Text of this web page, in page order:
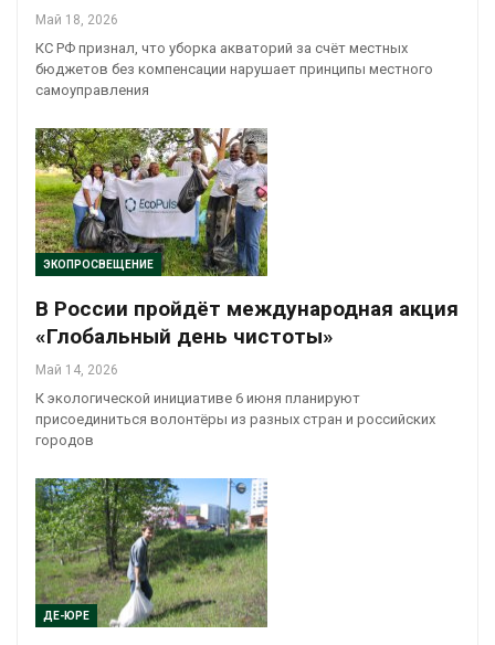
Май 18, 2026
КС РФ признал, что уборка акваторий за счёт местных
бюджетов без компенсации нарушает принципы местного
самоуправления
ЭКОПРОСВЕЩЕНИЕ
В России пройдёт международная акция
«Глобальный день чистоты»
Май 14, 2026
К экологической инициативе 6 июня планируют
присоединиться волонтёры из разных стран и российских
городов
ДЕ-ЮРЕ